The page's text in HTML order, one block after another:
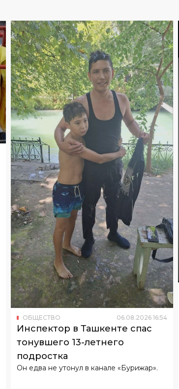
ОБЩЕСТВО 06.08.2026 16:54
Инспектор в Ташкенте спас
тонувшего 13-летнего
подростка
Он едва не утонул в канале «Бурижар».